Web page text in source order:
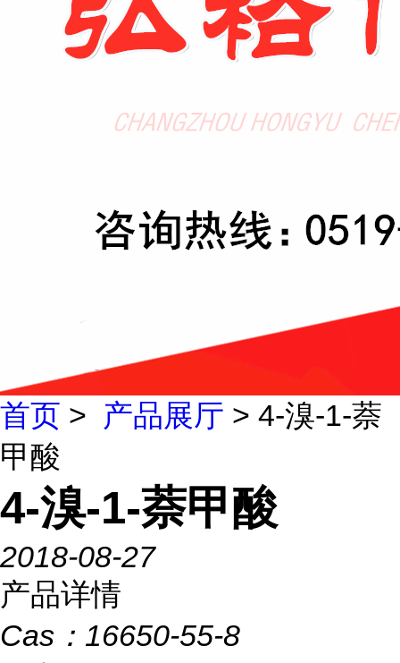
首页 > 产品展厅 > 4-溴-1-萘
甲酸
4-溴-1-萘甲酸
2018-08-27
产品详情
Cas： 16650-55-8